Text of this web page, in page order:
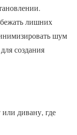
лишних
шум
создания
дивану, где